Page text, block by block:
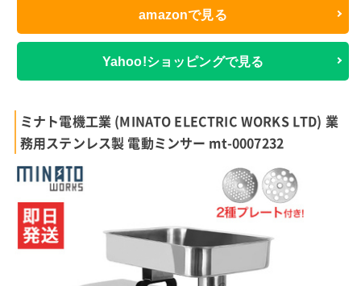
amazonで見る
Yahoo!ショッピングで見る
ミナト電機工業 (MINATO ELECTRIC WORKS LTD) 業
務用ステンレス製 電動ミンサー mt-0007232